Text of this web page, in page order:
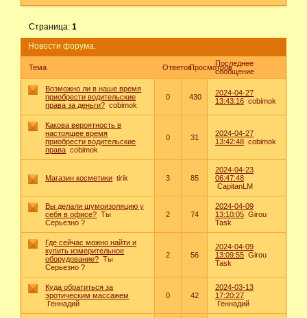
Новости форума.
Страница:1
Тема ОтветовПросмотровПоследнее
сообщение
Возможно ли в наше время
приобрести водительские
права за деньги? cobimok
0 430
2024-04-27
13:43:16 cobimok
Какова вероятность в
настоящее время
приобрести водительские
права cobimok
0 31
2024-04-27
13:42:48 cobimok
Магазин косметики tirik 3 85
2024-04-23
06:47:48
CapitanLM
Вы делали шумоизоляцию у
себя в офисе? Ты
Серьезно ?
2 74
2024-04-09
13:10:05 Girou
Task
Где сейчас можно найти и
купить измерительное
оборудование? Ты
Серьезно ?
2 56
2024-04-09
13:09:55 Girou
Task
Куда обратиться за
эротическим массажем
Геннадий
0 42
2024-03-13
17:20:27
Геннадий